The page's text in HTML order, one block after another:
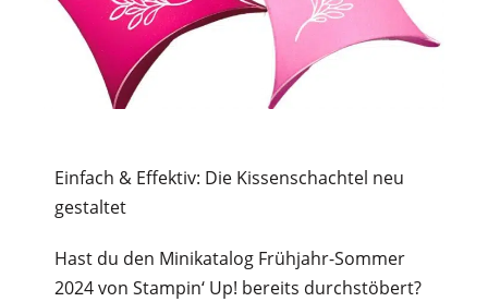
Einfach & Effektiv: Die Kissenschachtel neu
gestaltet
Hast du den Minikatalog Frühjahr-Sommer
2024 von Stampin‘ Up! bereits durchstöbert?